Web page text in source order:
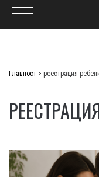
Главпост > реестрация